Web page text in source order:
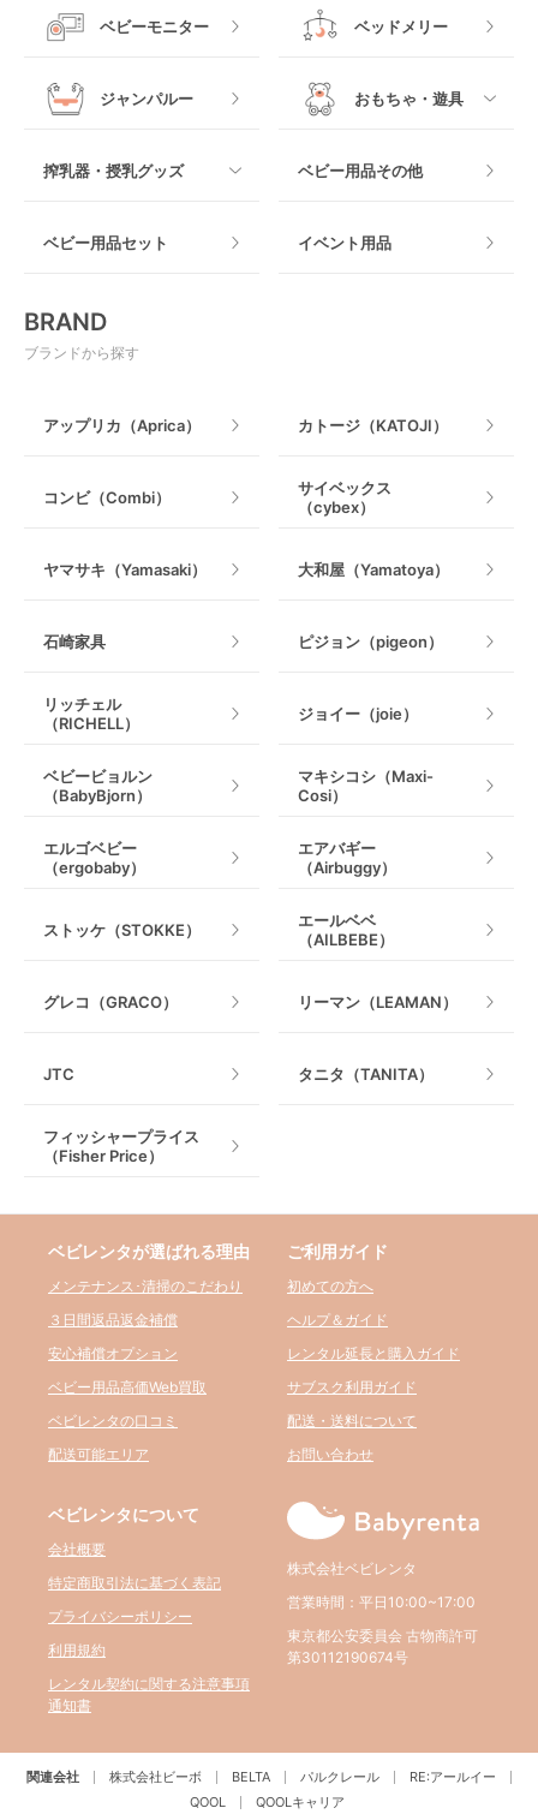
ベビーベッドその他
ヒップシート
抱っこ紐その他
木製
マット製
すべて
ベビーモニター ベッドメリー
ジャンパルー おもちゃ・遊具
室内遊具
搾乳器・授乳グッズ
授乳グッズ・ママ用品
ベビー用品その他
ベビー用品セット イベント用品
BRAND
ブランドから探す
アップリカ（Aprica） カトージ（KATOJI）
コンビ（Combi）
サイベックス
（cybex）
ヤマサキ（Yamasaki） 大和屋（Yamatoya）
石崎家具 ピジョン（pigeon）
リッチェル
（RICHELL）
ジョイー（joie）
ベビービョルン
（BabyBjorn）
マキシコシ（Maxi-
Cosi）
エルゴベビー
（ergobaby）
エアバギー
（Airbuggy）
ストッケ（STOKKE）
エールベベ
（AILBEBE）
グレコ（GRACO） リーマン（LEAMAN）
JTC タニタ（TANITA）
フィッシャープライス
（Fisher Price）
ベビレンタが選ばれる理由
メンテナンス･清掃のこだわり
３日間返品返金補償
安心補償オプション
ベビー用品高価Web買取
ベビレンタの口コミ
配送可能エリア
ご利用ガイド
初めての方へ
ヘルプ＆ガイド
レンタル延長と購入ガイド
サブスク利用ガイド
配送・送料について
お問い合わせ
ベビレンタについて
会社概要
特定商取引法に基づく表記
プライバシーポリシー
利用規約
レンタル契約に関する注意事項
通知書
株式会社ベビレンタ
営業時間：平日10:00~17:00
東京都公安委員会 古物商許可
第30112190674号
関連会社 株式会社ビーボ BELTA パルクレール
RE:アールイー
QOOL
QOOLキャリア